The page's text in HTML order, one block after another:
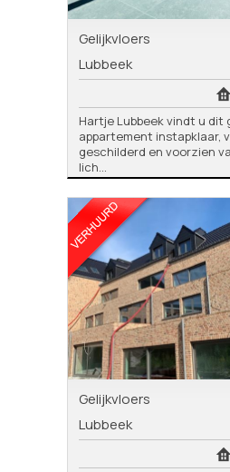
Gelijkvloers
Lubbeek
Hartje Lubbeek vindt u dit
appartement instapklaar,
geschilderd en voorzien
lich...
Gelijkvloers
Lubbeek